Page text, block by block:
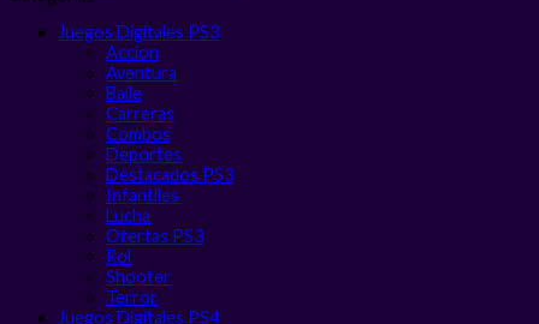
Juegos Digitales PS3
Accion
Aventura
Baile
Carreras
Combos
Deportes
Destacados PS3
Infantiles
Lucha
Ofertas PS3
Rol
Shooter
Terror
Juegos Digitales PS4